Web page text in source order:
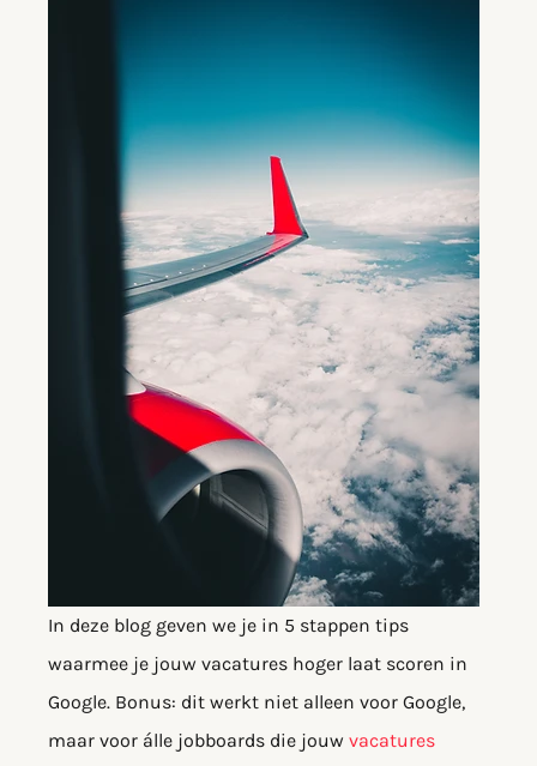
In deze blog geven we je in 5 stappen tips
waarmee je jouw vacatures hoger laat scoren in
Google. Bonus: dit werkt niet alleen voor Google,
maar voor álle jobboards die jouw vacatures